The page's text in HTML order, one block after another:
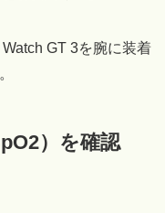
GT 3を腕に装着
）を確認